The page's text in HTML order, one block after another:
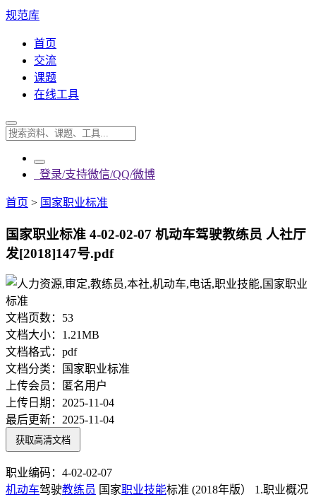
规范库
首页
交流
课题
在线工具
登录/支持微信/QQ/微博
首页 > 国家职业标准
国家职业标准 4-02-02-07 机动车驾驶教练员 人社厅
发[2018]147号.pdf
文档页数： 53
文档大小： 1.21MB
文档格式： pdf
文档分类：
国家职业标准
上传会员：
匿名用户
上传日期： 2025-11-04
最后更新： 2025-11-04
获取高清文档
职业编码：4-02-02-07
机动车驾驶教练员 国家职业技能标准 (2018年版） 1.职业概况